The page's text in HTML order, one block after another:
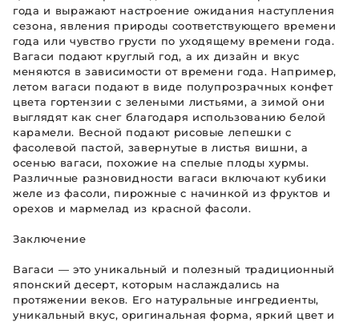
года и выражают настроение ожидания наступления
сезона, явления природы соответствующего времени
года или чувство грусти по уходящему времени года.
Вагаси подают круглый год, а их дизайн и вкус
меняются в зависимости от времени года. Например,
летом вагаси подают в виде полупрозрачных конфет
цвета гортензии с зелеными листьями, а зимой они
выглядят как снег благодаря использованию белой
карамели. Весной подают рисовые лепешки с
фасолевой пастой, завернутые в листья вишни, а
осенью вагаси, похожие на спелые плоды хурмы.
Различные разновидности вагаси включают кубики
желе из фасоли, пирожные с начинкой из фруктов и
орехов и мармелад из красной фасоли.
Заключение
Вагаси — это уникальный и полезный традиционный
японский десерт, которым наслаждались на
протяжении веков. Его натуральные ингредиенты,
уникальный вкус, оригинальная форма, яркий цвет и